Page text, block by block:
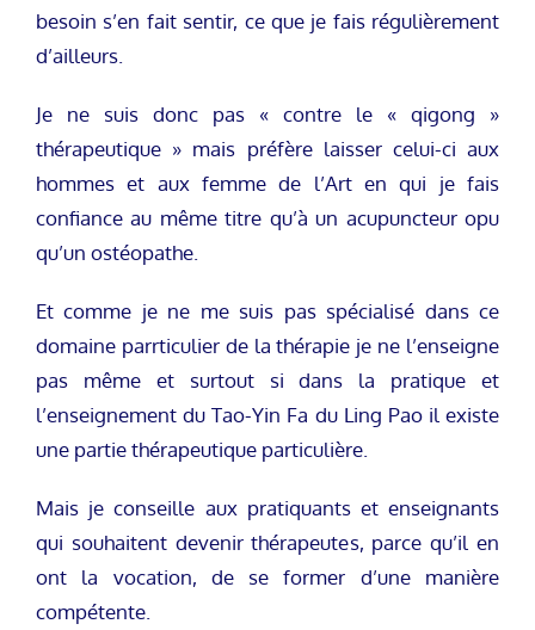
besoin s’en fait sentir, ce que je fais régulièrement
d’ailleurs.
Je ne suis donc pas « contre le « qigong »
thérapeutique » mais préfère laisser celui-ci aux
hommes et aux femme de l’Art en qui je fais
confiance au même titre qu’à un acupuncteur opu
qu’un ostéopathe.
Et comme je ne me suis pas spécialisé dans ce
domaine parrticulier de la thérapie je ne l’enseigne
pas même et surtout si dans la pratique et
l’enseignement du Tao-Yin Fa du Ling Pao il existe
une partie thérapeutique particulière.
Mais je conseille aux pratiquants et enseignants
qui souhaitent devenir thérapeutes, parce qu’il en
ont la vocation, de se former d’une manière
compétente.